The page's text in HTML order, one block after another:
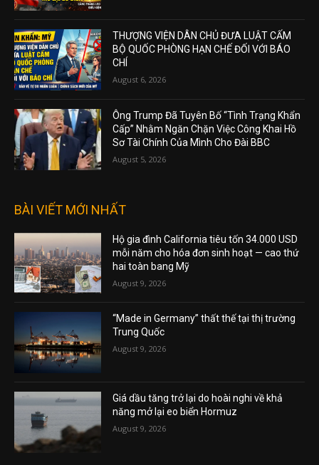
THƯỢNG VIỆN DÂN CHỦ ĐƯA LUẬT CẤM
BỘ QUỐC PHÒNG HẠN CHẾ ĐỐI VỚI BÁO
CHÍ
August 6, 2026
Ông Trump Đã Tuyên Bố “Tình Trạng Khẩn
Cấp” Nhằm Ngăn Chặn Việc Công Khai Hồ
Sơ Tài Chính Của Mình Cho Đài BBC
August 5, 2026
BÀI VIẾT MỚI NHẤT
Hộ gia đình California tiêu tốn 34.000 USD
mỗi năm cho hóa đơn sinh hoạt — cao thứ
hai toàn bang Mỹ
August 9, 2026
“Made in Germany” thất thế tại thị trường
Trung Quốc
August 9, 2026
Giá dầu tăng trở lại do hoài nghi về khả
năng mở lại eo biển Hormuz
August 9, 2026